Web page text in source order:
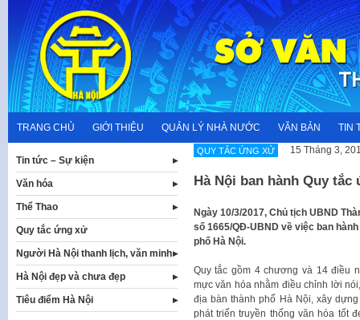
content
TRANG CHỦ GIỚI THIỆU QUẢN LÝ NHÀ NƯỚC VĂN BẢN TIN
QUY TẮC ỨNG XỬ 15 Tháng 3,
Hà Nội ban hành Quy
Ngày 10/3/2017, Chủ tịch UBND
số 1665/QĐ-UBND về việc ban
phố Hà Nội.
Quy tắc gồm 4 chương và 14 điều
mực văn hóa nhằm điều chỉnh lời
địa bàn thành phố Hà Nội, xây
phát triển truyền thống văn hóa tốt
Tin tức – Sự kiện
Văn hóa
Thể Thao
Quy tắc ứng xử
Người Hà Nội thanh lịch, văn minh
Hà Nội đẹp và chưa đẹp
Tiêu điểm Hà Nội